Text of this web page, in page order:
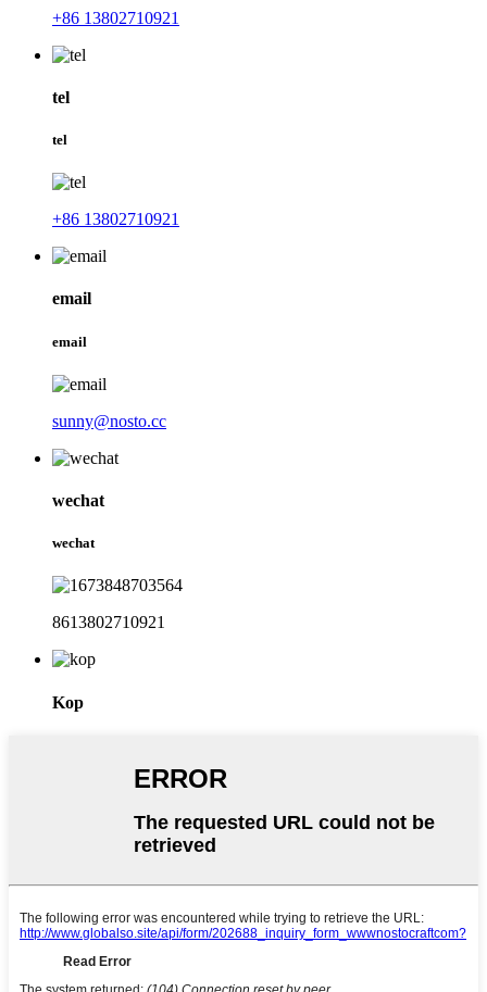
+86 13802710921
tel
tel
+86 13802710921
email
email
sunny@nosto.cc
wechat
wechat
8613802710921
Kop